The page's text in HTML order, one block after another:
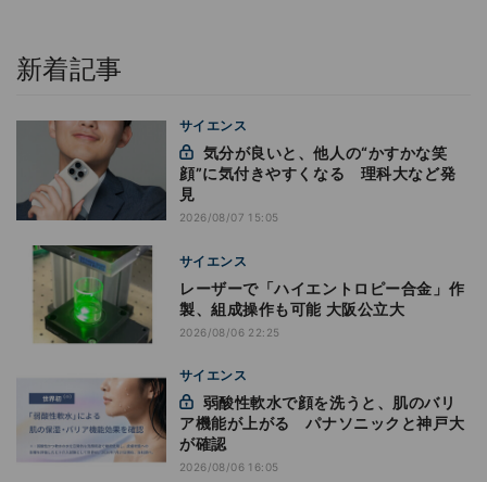
新着記事
サイエンス
顔”に気付きやすくなる 理科大など発
見
2026/08/07 15:05
サイエンス
レーザーで「ハイエントロピー合金」作
製、組成操作も可能 大阪公立大
2026/08/06 22:25
サイエンス
ア機能が上がる パナソニックと神戸大
が確認
2026/08/06 16:05